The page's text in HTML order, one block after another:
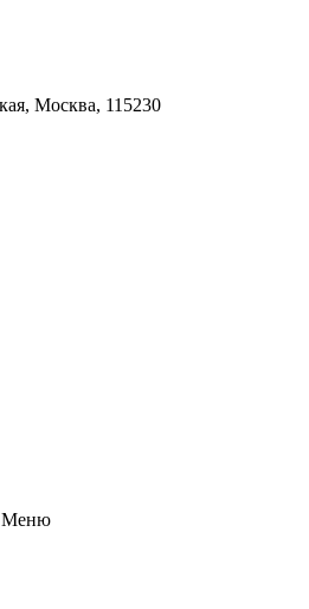
, Москва, 115230
Меню